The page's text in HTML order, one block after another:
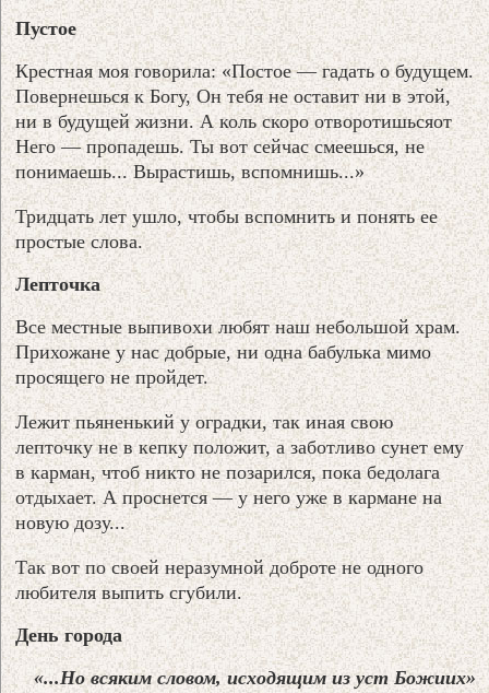
Пустое
Крестная моя говорила: «Постое — гадать о будущем.
Повернешься к Богу, Он тебя не оставит ни в этой,
ни в будущей жизни. А коль скоро отворотишьсяот
Него — пропадешь. Ты вот сейчас смеешься, не
понимаешь... Вырастишь, вспомнишь...»
Тридцать лет ушло, чтобы вспомнить и понять ее
простые слова.
Лепточка
Все местные выпивохи любят наш небольшой храм.
Прихожане у нас добрые, ни одна бабулька мимо
просящего не пройдет.
Лежит пьяненький у оградки, так иная свою
лепточку не в кепку положит, а заботливо сунет ему
в карман, чтоб никто не позарился, пока бедолага
отдыхает. А проснется — у него уже в кармане на
новую дозу...
Так вот по своей неразумной доброте не одного
любителя выпить сгубили.
День города
«...Но всяким словом, исходящим из уст Божиих»